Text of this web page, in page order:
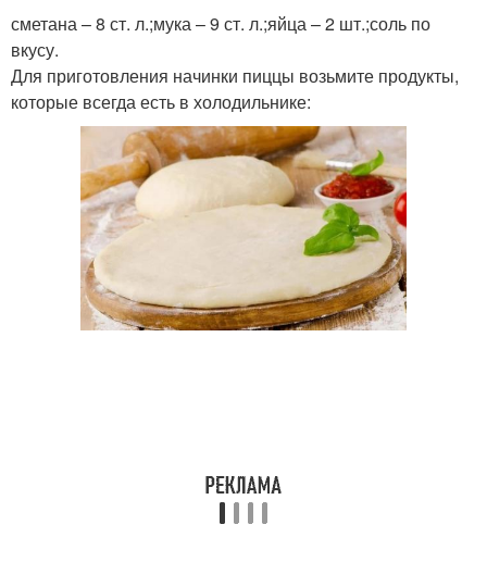
сметана – 8 ст. л.;мука – 9 ст. л.;яйца – 2 шт.;соль по
вкусу.
Для приготовления начинки пиццы возьмите продукты,
которые всегда есть в холодильнике: